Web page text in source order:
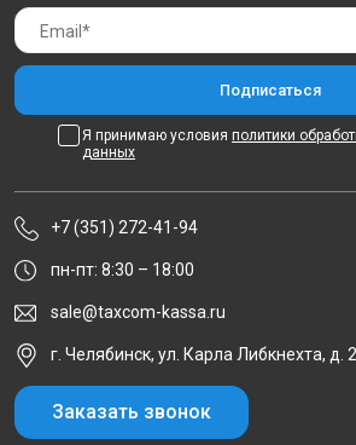
Я принимаю условия политики
данных
+7 (351) 272-41-94
пн-пт: 8:30 – 18:00
sale@taxcom-kassa.ru
г. Челябинск, ул. Карла Либкнехта, д.
Заказать звонок